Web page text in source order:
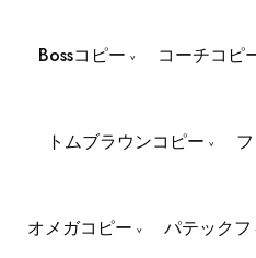
Bossコピー コーチコピ
トムブラウンコピー
オメガコピー パテック